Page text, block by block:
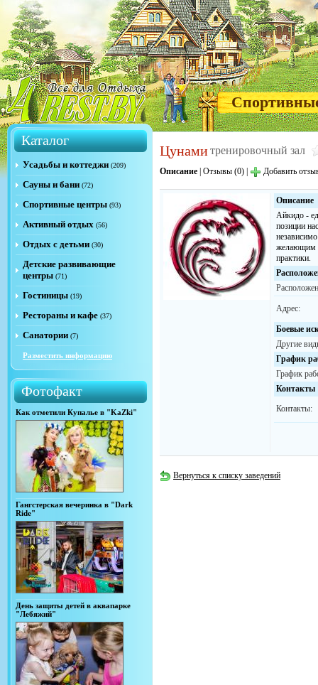
Каталог
Усадьбы и коттеджи (209)
Сауны и бани (72)
Спортивные центры (93)
Активный отдых (56)
Отдых с детьми (30)
Детские развивающие
центры (71)
Гостиницы (19)
Рестораны и кафе (37)
Санатории (7)
Разместить информацию
Фотофакт
Как отметили Купалье в "KaZki"
Гангстерская вечеринка в "Dark
Ride"
День защиты детей в аквапарке
"Лебяжий"
Цунамитренировочный зал
Описание Отзывы (0) Добавить
Описание
Айкидо -
позиции
желающим
практики.
Адрес:
Боевые
Другие
График
График
Контакты
Контакты:
Вернуться к списку заведений